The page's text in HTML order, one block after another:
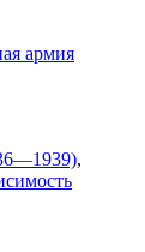
армия
,